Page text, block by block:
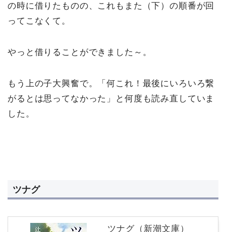
の時に借りたものの、これもまた（下）の順番が回
ってこなくて。
やっと借りることができました～。
もう上の子大興奮で。「何これ！最後にいろいろ繋
がるとは思ってなかった」と何度も読み直していま
した。
ツナグ
ツナグ（新潮文庫）